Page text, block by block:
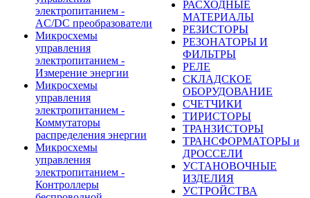
электропитанием -
AC/DC преобразователи
Микросхемы
управления
электропитанием -
Измерение энергии
Микросхемы
управления
электропитанием -
Коммутаторы
распределения энергии
Микросхемы
управления
электропитанием -
Контроллеры
РАСХОДНЫЕ
МАТЕРИАЛЫ
РЕЗИСТОРЫ
РЕЗОНАТОРЫ И
ФИЛЬТРЫ
РЕЛЕ
СКЛАДСКОЕ
ОБОРУДОВАНИЕ
СЧЕТЧИКИ
ТИРИСТОРЫ
ТРАНЗИСТОРЫ
ТРАНСФОРМАТОРЫ и
ДРОССЕЛИ
УСТАНОВОЧНЫЕ
ИЗДЕЛИЯ
УСТРОЙСТВА